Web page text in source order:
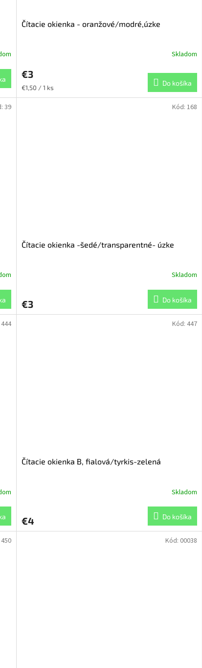
Čítacie okienka - oranžové/modré,úzke
Skladom
€3
Jednotková
€1,50 / 1 ks
Do košíka
39
Čítacie okienka -šedé/transparentné- úzke
Skladom
€3 Do košíka
Kód: 168
444
Čítacie okienka B, fialová/tyrkis-zelená
Skladom
€4 Do košíka
Kód: 447
450 Kód: 00038